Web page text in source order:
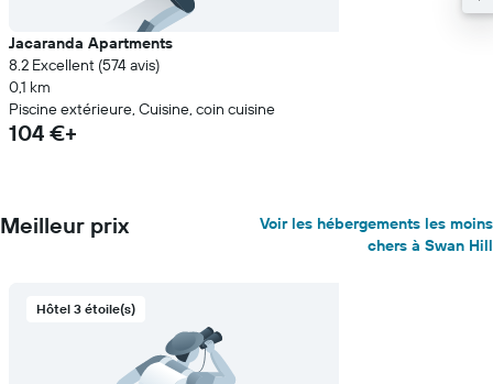
Jacaranda Apartments
8.2 Excellent (574 avis)
0,1 km
Piscine extérieure, Cuisine, coin cuisine
104 €+
Meilleur prix
Voir les hébergements les moins
chers à Swan Hill
Hôtel 3 étoile(s)